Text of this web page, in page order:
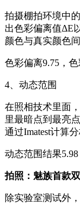
拍摄棚拍环境中
出色彩偏离值ΔE
颜色与真实颜色
色彩偏离9.75，色
4、动态范围
在照相技术里面
里最暗点到最亮
通过Imatest计算
动态范围结果
拍照：魅族首款
除实验室测试外